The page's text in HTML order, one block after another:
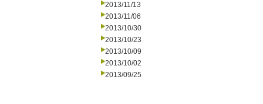
2013/11/13
2013/11/06
2013/10/30
2013/10/23
2013/10/09
2013/10/02
2013/09/25